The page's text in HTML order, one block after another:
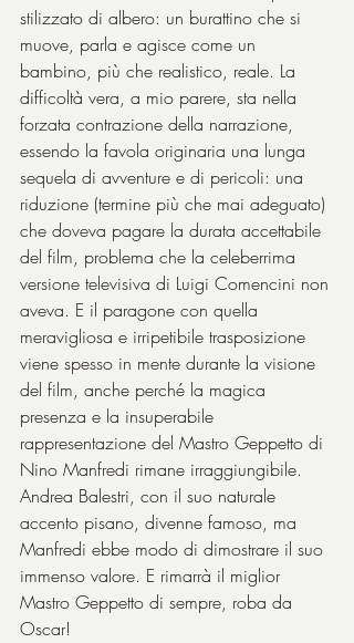
stilizzato di albero: un burattino che si
muove, parla e agisce come un
bambino, più che realistico, reale. La
difficoltà vera, a mio parere, sta nella
forzata contrazione della narrazione,
essendo la favola originaria una lunga
sequela di avventure e di pericoli: una
riduzione (termine più che mai adeguato)
che doveva pagare la durata accettabile
del film, problema che la celeberrima
versione televisiva di Luigi Comencini non
aveva. E il paragone con quella
meravigliosa e irripetibile trasposizione
viene spesso in mente durante la visione
del film, anche perché la magica
presenza e la insuperabile
rappresentazione del Mastro Geppetto di
Nino Manfredi rimane irraggiungibile.
Andrea Balestri, con il suo naturale
accento pisano, divenne famoso, ma
Manfredi ebbe modo di dimostrare il suo
immenso valore. E rimarrà il miglior
Mastro Geppetto di sempre, roba da
Oscar!